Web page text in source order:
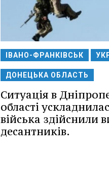
ІВАНО-ФРАНКІВСЬК
ДОНЕЦЬКА ОБЛАСТЬ
Ситуація в
області
війська здійснили
десантників.